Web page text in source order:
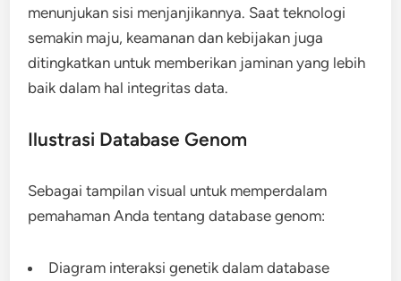
menunjukan sisi menjanjikannya. Saat teknologi
semakin maju, keamanan dan kebijakan juga
ditingkatkan untuk memberikan jaminan yang lebih
baik dalam hal integritas data.
Ilustrasi Database Genom
Sebagai tampilan visual untuk memperdalam
pemahaman Anda tentang database genom:
Diagram interaksi genetik dalam database